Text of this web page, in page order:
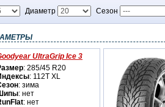
Диаметр Сезон
UltraGrip Ice 3
: 285/45 R20
: 112T XL
: зима
: нет
: нет